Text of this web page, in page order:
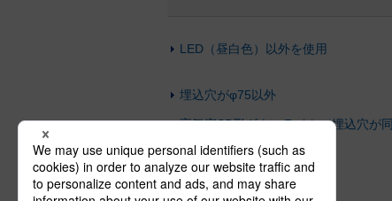
LED（昼白色）以外を使用
埋込穴がφ75以外
高気密SB形ダウンライト（埋込穴が同